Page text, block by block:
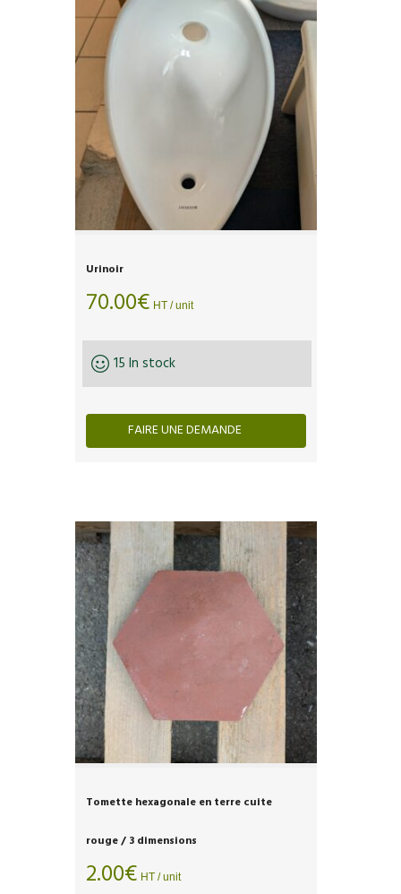
Urinoir
70.00€ HT / unit
15 In stock
FAIRE UNE DEMANDE
Tomette hexagonale en terre cuite
rouge / 3 dimensions
2.00€ HT / unit